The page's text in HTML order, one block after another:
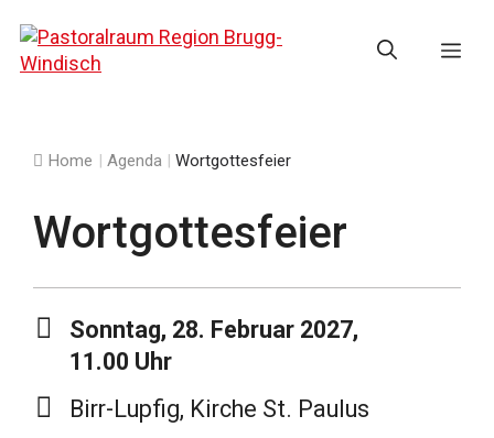
zum
Inhalt
Home | Agenda | Wortgottesfeier
Wortgottesfeier
Sonntag, 28. Februar 2027,
11.00 Uhr
Birr-Lupfig, Kirche St. Paulus